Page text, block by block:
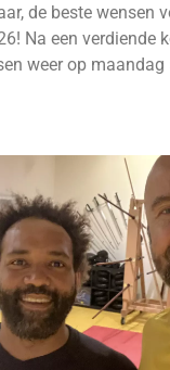
de beste wensen
Na een verdiende
weer op maandag